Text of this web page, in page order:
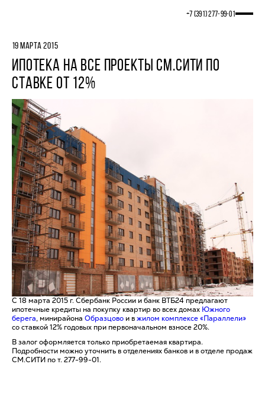
+7 (391) 277‒99‒01
19 МАРТА 2015
ИПОТЕКА НА ВСЕ ПРОЕКТЫ СМ.СИТИ ПО
СТАВКЕ ОТ 12%
С 18 марта 2015 г. Сбербанк России и банк ВТБ24 предлагают
ипотечные кредиты на покупку квартир во всех домах Южного
берега, минирайона Образцово и вжилом комплексе «Параллели»
со ставкой 12% годовых при первоначальном взносе 20%.
В залог оформляется только приобретаемая квартира.
Подробности можно уточнить в отделениях банков и в отделе продаж
СМ.СИТИ по т. 277-99-01.